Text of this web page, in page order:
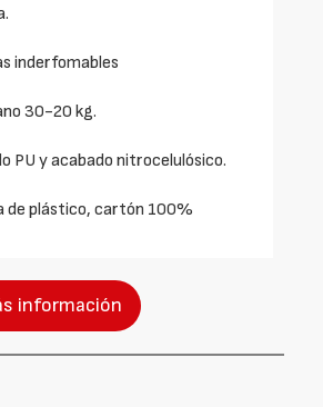
inderfomables
30-20 kg.
PU y acabado nitrocelulósico.
de plástico, cartón 100%
información